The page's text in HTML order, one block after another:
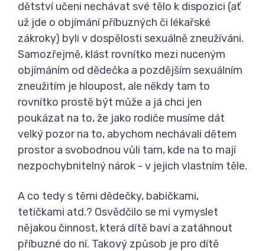
dětství učeni nechávat své tělo k dispozici (ať
už jde o objímání příbuzných či lékařské
zákroky) byli v dospělosti sexuálně zneužíváni.
Samozřejmě, klást rovnítko mezi nuceným
objímáním od dědečka a pozdějším sexuálním
zneužitím je hloupost, ale někdy tam to
rovnítko prostě být může a já chci jen
poukázat na to, že jako rodiče musíme dát
velký pozor na to, abychom nechávali dětem
prostor a svobodnou vůli tam, kde na to mají
nezpochybnitelný nárok - v jejich vlastním těle.
A co tedy s těmi dědečky, babičkami,
tetičkami atd.? Osvědčilo se mi vymyslet
nějakou činnost, která dítě baví a zatáhnout
příbuzné do ní. Takový způsob je pro dítě